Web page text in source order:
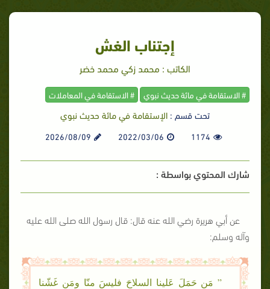
إجتناب الغش
الكاتب : محمد زكي محمد خضر
# الاستقامة في مائة حديث نبوي # الاستقامة في المعاملات
تحت قسم : الإستقامة في مائة حديث نبوي
1174
2022/03/06
2026/08/09
شارك المحتوي بواسطة :
عن أبي هريرة رضي الله عنه قال: قال رسول الله صلى الله عليه
وآله وسلم:
” مَن حَمَلَ عَلينا السلاحَ فليسَ منّا ومَن غَشّنا